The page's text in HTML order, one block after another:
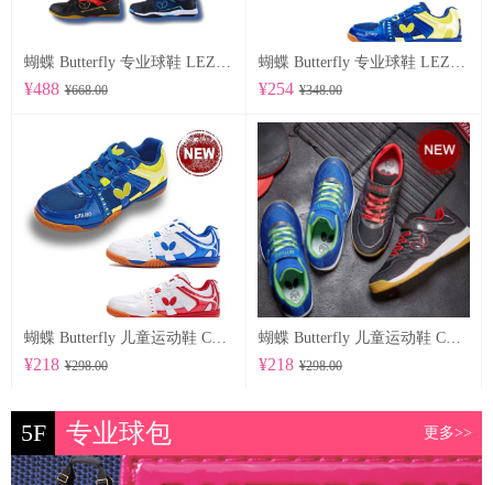
蝴蝶 Butterfly 专业球鞋 LEZOLINE-12
¥488 ¥668.00
蝴蝶 Butterfly 专业球鞋 LEZOLINE-10
¥254 ¥348.00
蝴蝶 Butterfly 儿童运动鞋 CHD-6
¥218 ¥298.00
蝴蝶 Butterfly 儿童运动鞋 CHD-5
¥218 ¥298.00
5F 专业球包 更多>>